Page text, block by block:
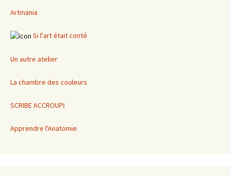
Artmania
Si l'art était conté
Un autre atelier
La chambre des couleurs
SCRIBE ACCROUPI
Apprendre l'Anatomie